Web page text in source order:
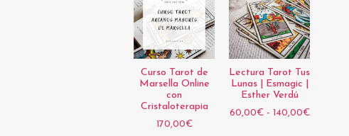
Curso Tarot de
Marsella Online
con
Cristaloterapia
170,00€
Lectura Tarot Tus
Lunas | Esmagic |
Esther Verdú
60,00€ - 140,00€